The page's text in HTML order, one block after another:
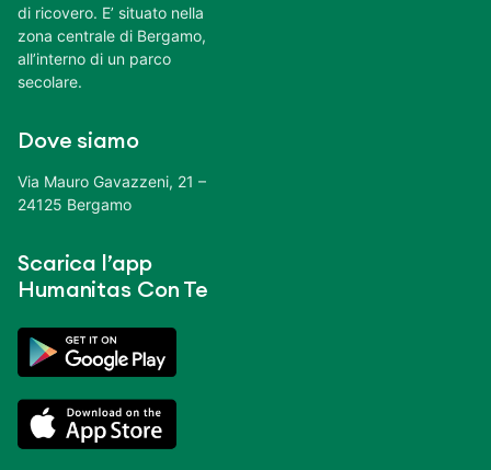
di ricovero. E’ situato nella
zona centrale di Bergamo,
all’interno di un parco
secolare.
Dove siamo
Via Mauro Gavazzeni, 21 –
24125 Bergamo
Scarica l’app
Humanitas Con Te